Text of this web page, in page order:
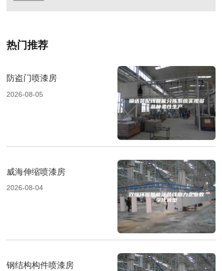
热门推荐
防盗门喷漆房
2026-08-05
威海伸缩喷漆房
2026-08-04
钢结构构件喷漆房